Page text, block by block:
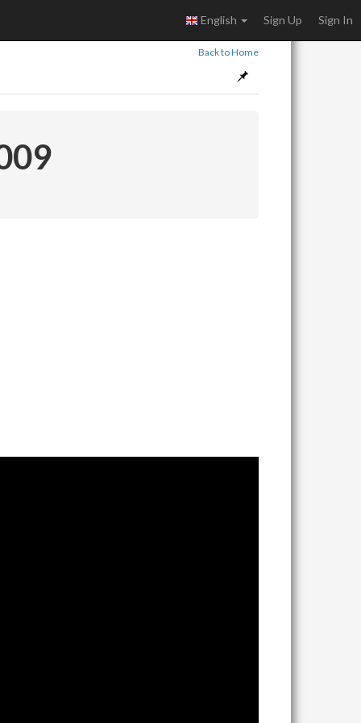
English Sign Up Sign In
Back to Home